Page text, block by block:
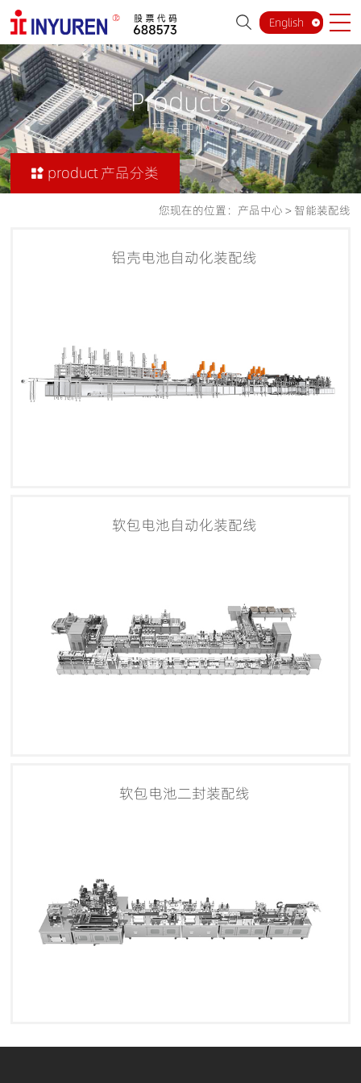
English
Products
产品中心
product 产品分类
您现在的位置： 产品中心 > 智能装配线
铝壳电池自动化装配线
软包电池自动化装配线
软包电池二封装配线